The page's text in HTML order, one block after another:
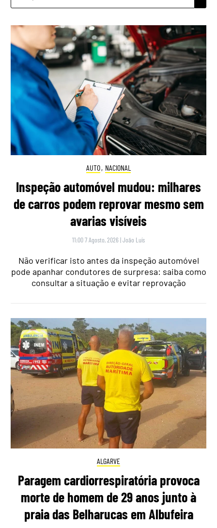
POR:
AUTO, NACIONAL
Inspeção automóvel mudou: milhares
de carros podem reprovar mesmo sem
avarias visíveis
11:00 7 Agosto, 2026 |João Luís
Não verificar isto antes da inspeção automóvel
pode apanhar condutores de surpresa: saiba como
consultar a situação e evitar reprovação
ALGARVE
Paragem cardiorrespiratória provoca
morte de homem de 29 anos junto à
praia das Belharucas em Albufeira